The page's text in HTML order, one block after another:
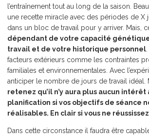
l’entraînement tout au long de la saison.
une recette miracle avec des périodes de X
dans un bloc de travail pour y arriver. Mais,
dépendant de votre capacité
travail et de votre historique personnel
facteurs extérieurs comme les contraintes
familiales et environnementales. Avec
anticiper le nombre de jours de travail idéal.
retenez qu’il n’y aura plus aucun intérêt
planification si vos objectifs de séance
réalisables. En clair si vous ne
Dans cette circonstance il faudra être